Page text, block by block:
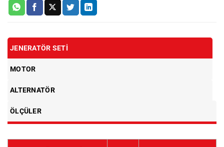
JENERATÖR SETI
MOTOR
ALTERNATÖR
ÖLÇÜLER